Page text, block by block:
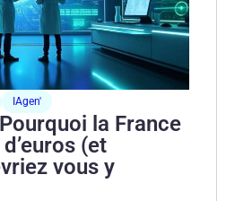
IAgen'
la France
(et
vous y